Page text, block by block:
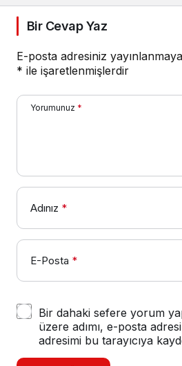
Bir Cevap Yaz
E-posta adresiniz
* ile işaretlenmişlerdir
Yorumunuz *
Adınız *
E-Posta *
Bir dahaki sefere yorum
üzere adımı, e-posta
adresimi bu tarayıcıya